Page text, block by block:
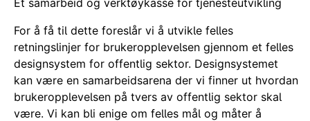
For å få til dette foreslår vi å utvikle felles
retningslinjer for brukeropplevelsen gjennom et felles
designsystem for offentlig sektor. Designsystemet
kan være en samarbeidsarena der vi finner ut hvordan
brukeropplevelsen på tvers av offentlig sektor skal
være. Vi kan bli enige om felles mål og måter å